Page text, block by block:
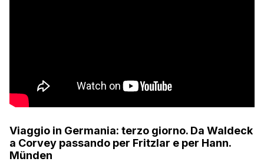
Viaggio in Germania: terzo giorno. Da Waldeck
a Corvey passando per Fritzlar e per Hann.
Münden